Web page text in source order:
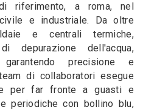
riferimento, a roma, nel
e industriale. Da oltre
e centrali termiche,
depurazione dell'acqua,
precisione e
di collaboratori esegue
per far fronte a guasti e
periodiche con bollino blu,